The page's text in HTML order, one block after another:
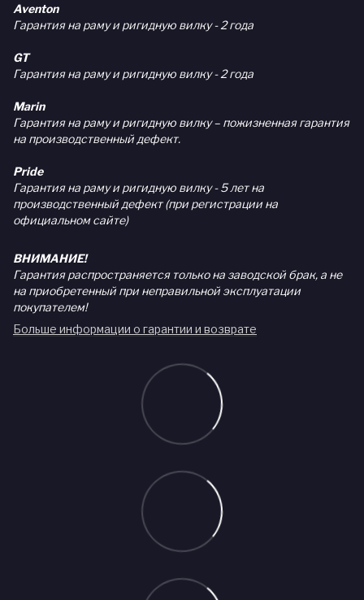
Aventon
Гарантия на раму и ригидную вилку - 2 года
GT
Гарантия на раму и ригидную вилку - 2 года
Marin
Гарантия на раму и ригидную вилку – пожизненная гарантия
на производственный дефект.
Pride
Гарантия на раму и ригидную вилку - 5 лет на
производственный дефект (при регистрации на
официальном сайте)
ВНИМАНИЕ!
Гарантия распространяется только на заводской брак, а не
на приобретенный при неправильной эксплуатации
покупателем!
Больше информации о гарантии и возврате